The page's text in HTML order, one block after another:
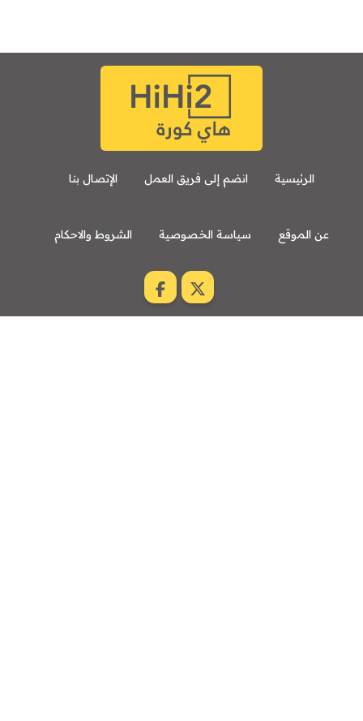
الرئيسية انضم إلى فريق العمل الإتصال بنا
عن الموقع سياسة الخصوصية الشروط والاحكام